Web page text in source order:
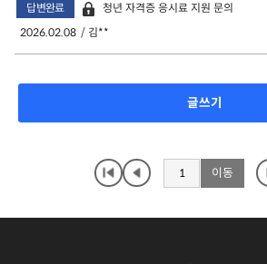
답변완료
청년 자격증 응시료 지원 문의
2026.02.08
김**
글쓰기